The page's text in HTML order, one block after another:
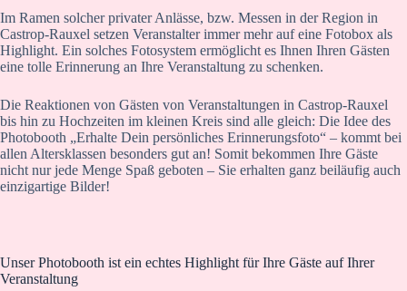
Im Ramen solcher privater Anlässe, bzw. Messen in der Region in
Castrop-Rauxel setzen Veranstalter immer mehr auf eine Fotobox als
Highlight. Ein solches Fotosystem ermöglicht es Ihnen Ihren Gästen
eine tolle Erinnerung an Ihre Veranstaltung zu schenken.
Die Reaktionen von Gästen von Veranstaltungen in Castrop-Rauxel
bis hin zu Hochzeiten im kleinen Kreis sind alle gleich: Die Idee des
Photobooth „Erhalte Dein persönliches Erinnerungsfoto“ – kommt bei
allen Altersklassen besonders gut an! Somit bekommen Ihre Gäste
nicht nur jede Menge Spaß geboten – Sie erhalten ganz beiläufig auch
einzigartige Bilder!
Unser Photobooth ist ein echtes Highlight für Ihre Gäste auf Ihrer
Veranstaltung